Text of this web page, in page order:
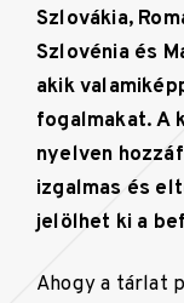
Szlovákia,
Szlovénia és
akik
fogalmakat. A
nyelven
izgalmas és
jelölhet ki a
Ahogy a tárlat